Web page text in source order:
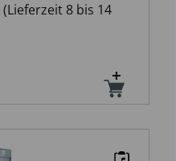
8 bis 14